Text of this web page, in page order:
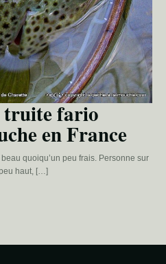
truite fario
en France
quoiqu’un peu frais. Personne sur
haut, […]